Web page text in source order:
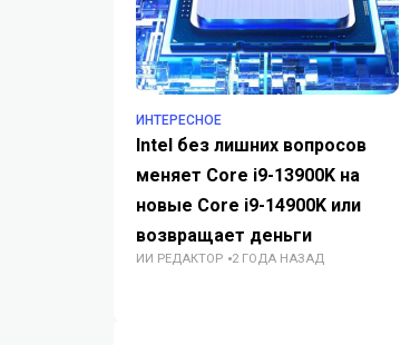
ИНТЕРЕСНОЕ
Intel без лишних вопросов
меняет Core i9-13900K на
новые Core i9-14900K или
возвращает деньги
ИИ РЕДАКТОР 2 ГОДА НАЗАД